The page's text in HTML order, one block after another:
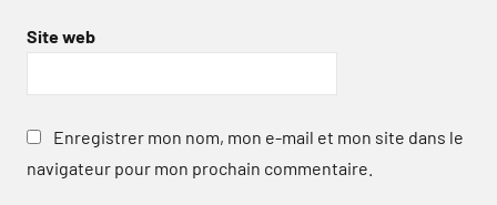
Site web
Enregistrer mon nom, mon e-mail et mon site dans le
navigateur pour mon prochain commentaire.